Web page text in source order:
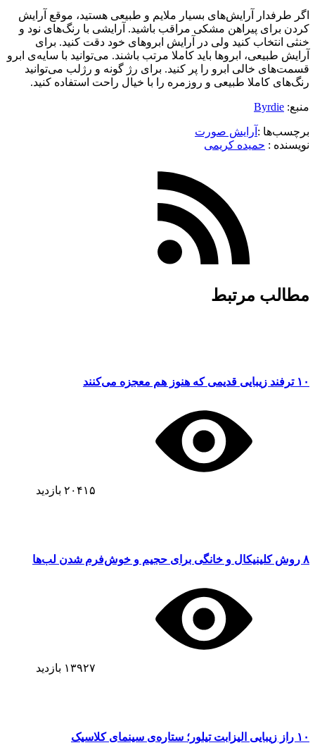
اگر طرفدار آرایش‌های بسیار ملایم و طبیعی هستید، موقع آرایش
کردن برای پیراهن مشکی مراقب باشید. آرایشی با رنگ‌های نود و
خنثی انتخاب کنید ولی در آرایش ابروهای خود دقت کنید. برای
آرایش طبیعی، ابروها باید کاملا مرتب باشند. می‌توانید با سایه‌ی ابرو
قسمت‌های خالی ابرو را پر کنید. برای رژ گونه و رژلب می‌توانید
رنگ‌های کاملا طبیعی و روزمره را با خیال راحت استفاده کنید.
منبع: Byrdie
برچسب‌ها : آرایش صورت
نویسنده :‌ حمیده کریمی
مطالب مرتبط
۱۰ ترفند زیبایی قدیمی که هنوز هم معجزه می‌کنند
۲۰۴۱۵ بازدید
۸ روش کلینیکال و خانگی برای حجیم و خوش‌فرم شدن لب‌ها
۱۳۹۲۷ بازدید
۱۰ راز زیبایی الیزابت تیلور؛ ستاره‌ی سینمای کلاسیک